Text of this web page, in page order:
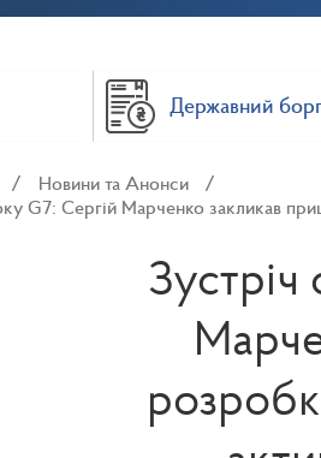
Державний борг
Новини та Анонси
G7: Сергій Марченко закликав